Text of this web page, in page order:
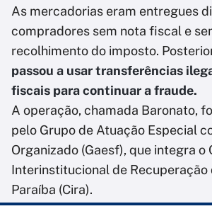
As mercadorias eram entregues
compradores sem nota fiscal e
recolhimento do imposto.
passou a usar transferências
fiscais para continuar a fraude.
A operação, chamada Baronato,
pelo Grupo de Atuação Especial
Organizado (Gaesf), que integra o
Interinstitucional de Recuperação
Paraíba (Cira).